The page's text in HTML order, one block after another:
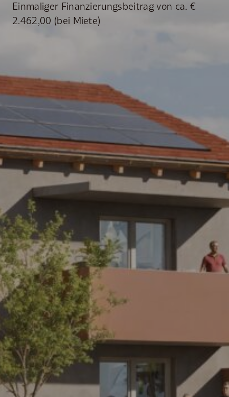
Einmaliger Finanzierungsbeitrag von ca. €
2.462,00 (bei Miete)